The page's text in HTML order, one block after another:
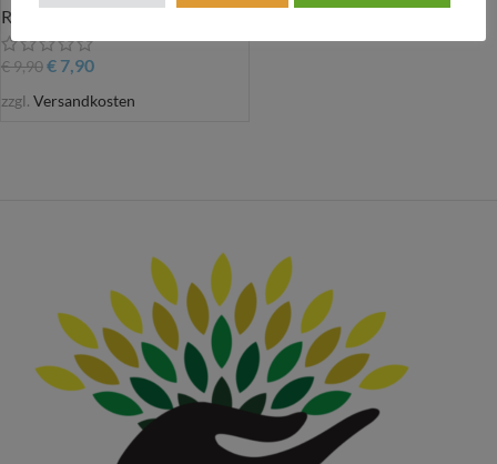
Räuchergeschirr & Räucherware
€9,90€ 7,90
zzgl. Versandkosten